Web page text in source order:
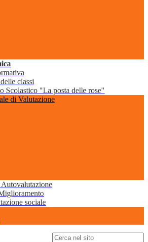
classi
Scolastico "La posta delle rose"
di Valutazione
sociale